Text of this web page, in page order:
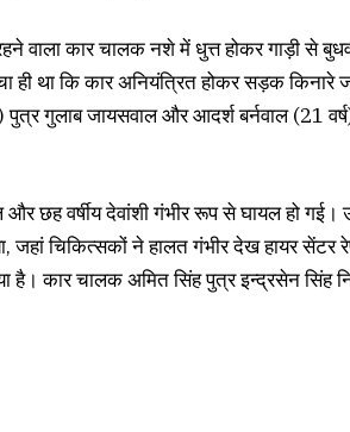
वाला कार चालक नशे में धुत्त होकर गाड़ी से
था कि कार अनियंत्रित होकर सड़क किनारे जा
गुलाब जायसवाल और आदर्श बर्नवाल (21
और छह वर्षीय देवांशी गंभीर रूप से घायल हो गई।
जहां चिकित्सकों ने हालत गंभीर देख हायर सेंटर
कार चालक अमित सिंह पुत्र इन्द्रसेन सिंह